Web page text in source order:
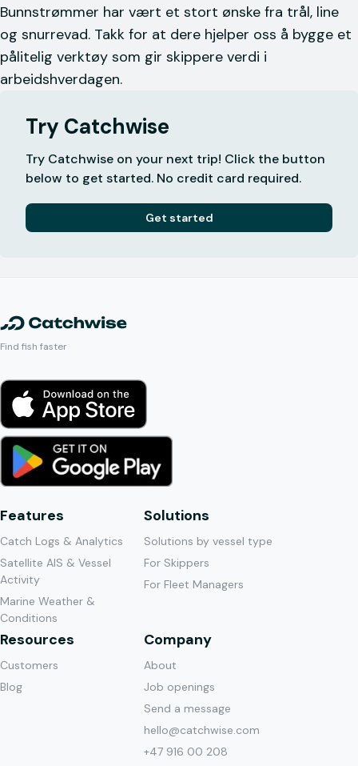
Bunnstrømmer har vært et stort ønske fra trål, line
og snurrevad. Takk for at dere hjelper oss å bygge et
pålitelig verktøy som gir skippere verdi i
arbeidshverdagen.
Try Catchwise
Try Catchwise on your next trip! Click the button
below to get started. No credit card required.
Get started
Find fish faster
Features
Catch Logs & Analytics
Satellite AIS & Vessel
Activity
Marine Weather &
Conditions
Solutions
Solutions by vessel type
For Skippers
For Fleet Managers
Resources
Customers
Blog
Company
About
Job openings
Send a message
hello@catchwise.com
+47 916 00 208